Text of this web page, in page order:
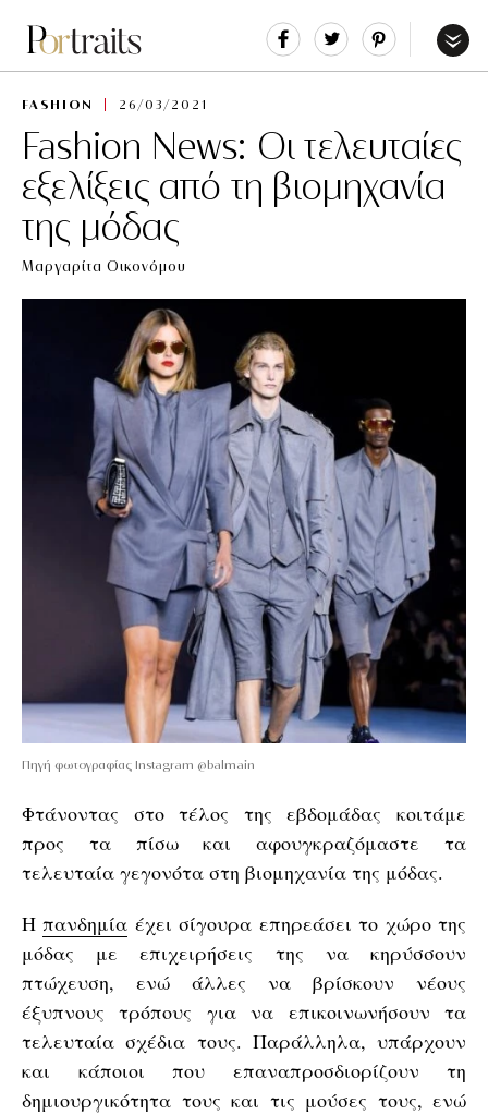
Share Tweet
FASHION 26/03/2021
Fashion News: Οι τελευταίες
εξελίξεις από τη βιομηχανία
της μόδας
Μαργαρίτα Οικονόμου
Πηγή φωτογραφίας Instagram @balmain
Φτάνοντας στο τέλος της εβδομάδας κοιτάμε
προς τα πίσω και αφουγκραζόμαστε τα
τελευταία γεγονότα στη βιομηχανία της μόδας.
Ηπανδημία έχει σίγουρα επηρεάσει το χώρο της
μόδας με επιχειρήσεις της να κηρύσσουν
πτώχευση, ενώ άλλες να βρίσκουν νέους
έξυπνους τρόπους για να επικοινωνήσουν τα
τελευταία σχέδια τους. Παράλληλα, υπάρχουν
και κάποιοι που επαναπροσδιορίζουν τη
δημιουργικότητα τους και τις μούσες τους, ενώ